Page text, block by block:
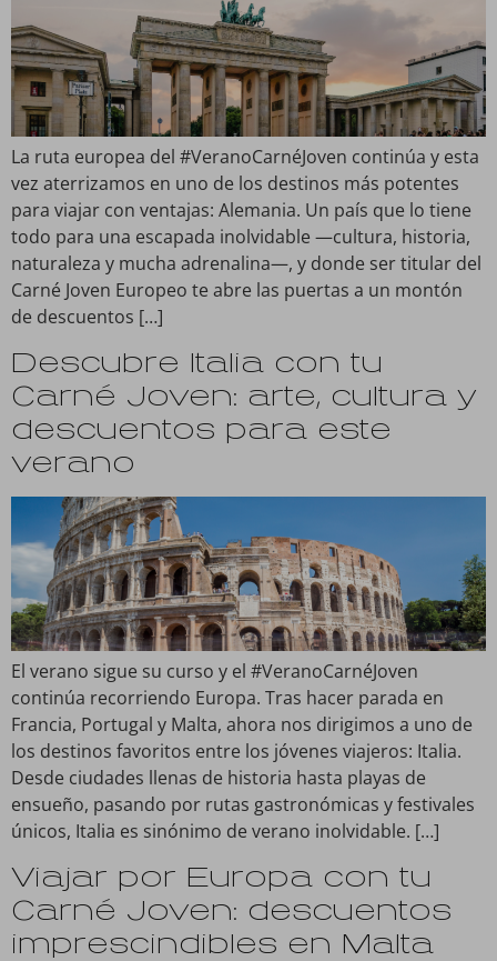
La ruta europea del #VeranoCarnéJoven continúa y esta
vez aterrizamos en uno de los destinos más potentes
para viajar con ventajas: Alemania. Un país que lo tiene
todo para una escapada inolvidable —cultura, historia,
naturaleza y mucha adrenalina—, y donde ser titular del
Carné Joven Europeo te abre las puertas a un montón
de descuentos […]
Descubre Italia con tu
Carné Joven: arte, cultura y
descuentos para este
verano
El verano sigue su curso y el #VeranoCarnéJoven
continúa recorriendo Europa. Tras hacer parada en
Francia, Portugal y Malta, ahora nos dirigimos a uno de
los destinos favoritos entre los jóvenes viajeros: Italia.
Desde ciudades llenas de historia hasta playas de
ensueño, pasando por rutas gastronómicas y festivales
únicos, Italia es sinónimo de verano inolvidable. […]
Viajar por Europa con tu
Carné Joven: descuentos
imprescindibles en Malta